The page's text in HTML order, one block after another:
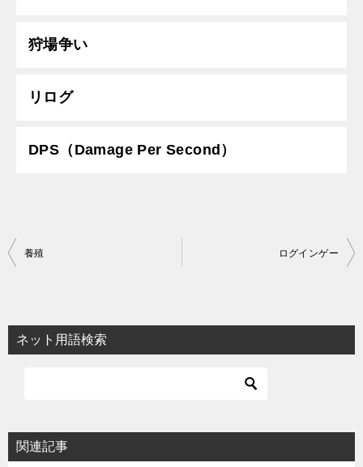
狩場争い
リログ
DPS（Damage Per Second）
投
ビ
ゲ
ョ
ン
養殖 ログインゲー
ネット用語検索
関連記事